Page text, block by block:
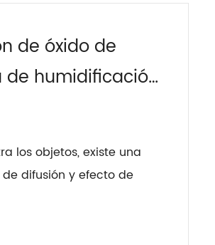
de óxido de
de humidificación
optimizar el
los objetos, existe una
difusión y efecto de